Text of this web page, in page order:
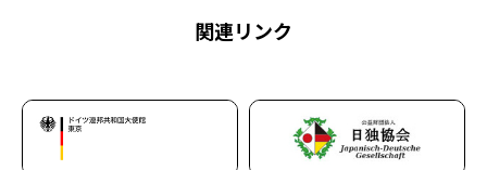
関連リンク